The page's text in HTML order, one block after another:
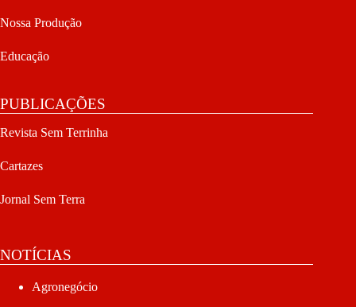
Nossa Produção
Educação
PUBLICAÇÕES
Revista Sem Terrinha
Cartazes
Jornal Sem Terra
NOTÍCIAS
Agronegócio